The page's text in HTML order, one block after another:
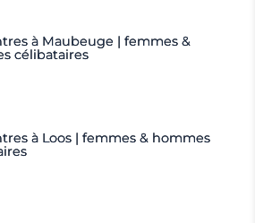
à Maubeuge | femmes &
célibataires
à Loos | femmes & hommes